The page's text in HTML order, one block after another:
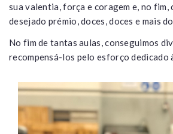
sua valentia, força e coragem e, no fim,
desejado prémio, doces, doces e mais
No fim de tantas aulas, conseguimos
recompensá-los pelo esforço dedicado